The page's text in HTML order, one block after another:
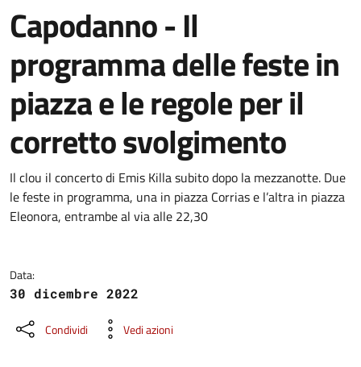
Capodanno - Il
programma delle feste in
piazza e le regole per il
corretto svolgimento
Dettagli della notizia
Il clou il concerto di Emis Killa subito dopo la mezzanotte. Due
le feste in programma, una in piazza Corrias e l’altra in piazza
Eleonora, entrambe al via alle 22,30
Data:
30 dicembre 2022
Condividi Vedi azioni